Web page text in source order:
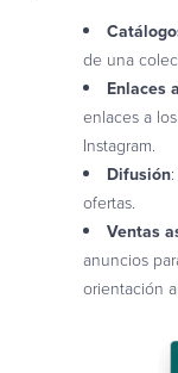
de una
Enlaces
enlaces a
Instagram.
Difusión
ofertas.
Ventas
anuncios
orientación